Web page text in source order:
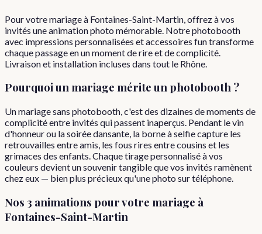
Pour votre mariage à Fontaines-Saint-Martin, offrez à vos
invités une animation photo mémorable. Notre photobooth
avec impressions personnalisées et accessoires fun transforme
chaque passage en un moment de rire et de complicité.
Livraison et installation incluses dans tout le Rhône.
Pourquoiun mariage mérite un photobooth ?
Un mariage sans photobooth, c'est des dizaines de moments de
complicité entre invités qui passent inaperçus. Pendant le vin
d'honneur ou la soirée dansante, la borne à selfie capture les
retrouvailles entre amis, les fous rires entre cousins et les
grimaces des enfants. Chaque tirage personnalisé à vos
couleurs devient un souvenir tangible que vos invités ramènent
chez eux — bien plus précieux qu'une photo sur téléphone.
Nos 3 animations pour votre mariage à
Fontaines-Saint-Martin